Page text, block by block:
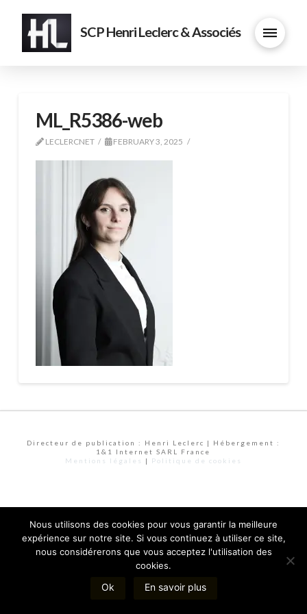
SCP Henri Leclerc & Associés
ML_R5386-web
LECLERCNET FEBRUARY 3, 2025
Directeur de publication : Henri Leclerc | Hébergement :
1&1 Internet SARL France
Mentions légales
| Politique de cookies
Nous utilisons des cookies pour vous garantir la meilleure
expérience sur notre site. Si vous continuez à utiliser ce site,
nous considérerons que vous acceptez l'utilisation des
cookies.
Ok En savoir plus